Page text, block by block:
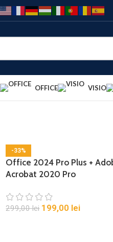
OFFICE VISIO
-33%
Office 2024 Pro Plus +
Acrobat 2020 Pro
299,00lei 199,00 lei